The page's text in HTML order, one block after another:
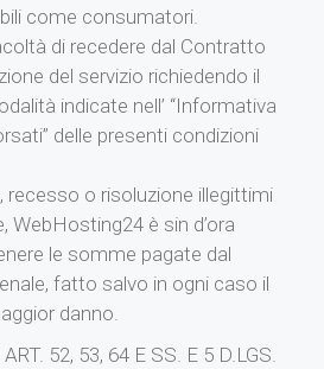
come consumatori.
di recedere dal Contratto
del servizio richiedendo il
indicate nell’ “Informativa
delle presenti condizioni
recesso o risoluzione illegittimi
WebHosting24 è sin d’ora
le somme pagate dal
fatto salvo in ogni caso il
danno.
52, 53, 64 E SS. E 5 D.LGS.